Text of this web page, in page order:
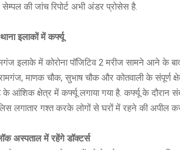
की जांच रिपोर्ट अभी अंडर प्रोसेस है.
इलाकों में कर्फ्यू
इलाके में कोरोना पॉजिटिव 2 मरीज सामने आने के
रामगंज, माणक चौक, सुभाष चौक और कोतवाली के संपूर्ण
आंशिक क्षेत्र में कर्फ्यू लगाया गया है. कर्फ्यू के दौरान
लगातार गश्त करके लोगों से घरों में रहने की अपील
अस्पताल में रहेंगे डॉक्टर्स